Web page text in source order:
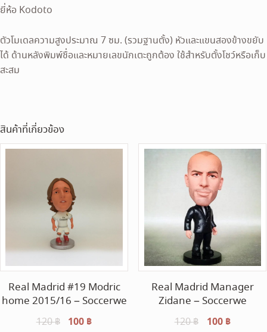
ยี่ห้อ Kodoto
ตัวโมเดลความสูงประมาณ 7 ซม. (รวมฐานตั้ง) หัวและแขนสองข้างขยับ
ได้ ด้านหลังพิมพ์ชื่อและหมายเลขนักเตะถูกต้อง ใช้สำหรับตั้งโชว์หรือเก็บ
สะสม
สินค้าที่เกี่ยวข้อง
Real Madrid #19 Modric
home 2015/16 – Soccerwe
120฿
Original
100 ฿Current
Real Madrid Manager
Zidane – Soccerwe
120฿
Original
100 ฿Current